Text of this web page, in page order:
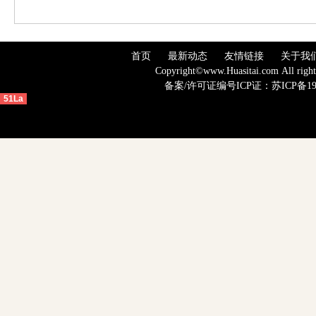
首页 最新动态 友情链接
关于我
Copyright©www.Huasitai.com All
备案/许可证编号ICP证： 苏ICP备
51La